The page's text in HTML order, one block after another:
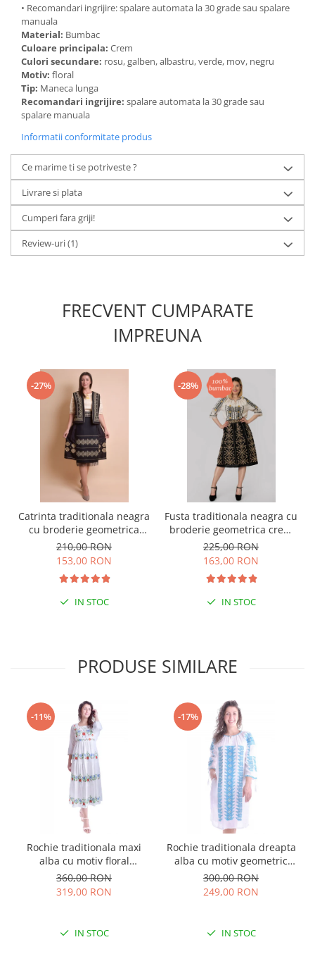
• Recomandari ingrijire: spalare automata la 30 grade sau spalare
manuala
Material: Bumbac
Culoare principala: Crem
Culori secundare: rosu, galben, albastru, verde, mov, negru
Motiv: floral
Tip: Maneca lunga
Recomandari ingrijire: spalare automata la 30 grade sau
spalare manuala
Informatii conformitate produs
Ce marime ti se potriveste ?
Livrare si plata
Cumperi fara griji!
Review-uri(1)
FRECVENT CUMPARATE
IMPREUNA
-27%
Catrinta traditionala neagra
cu broderie geometrica
crem Ana
210,00 RON
153,00 RON
IN STOC
-28%
Fusta traditionala neagra cu
broderie geometrica crem
Elisabeta
225,00 RON
163,00 RON
IN STOC
PRODUSE SIMILARE
-11%
Rochie traditionala maxi
alba cu motiv floral
multicolor Sanziana
360,00 RON
319,00 RON
IN STOC
-17%
Rochie traditionala dreapta
alba cu motiv geometric
albastru Tania
300,00 RON
249,00 RON
IN STOC